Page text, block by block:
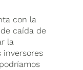
con la
caída de
la
inversores